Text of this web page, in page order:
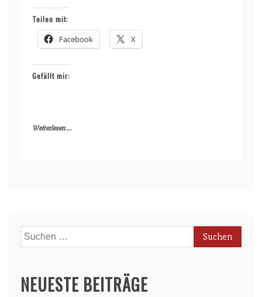
Teilen mit:
Facebook X
Gefällt mir:
Weiterlesen ...
Suchen
nach:
NEUESTE BEITRÄGE